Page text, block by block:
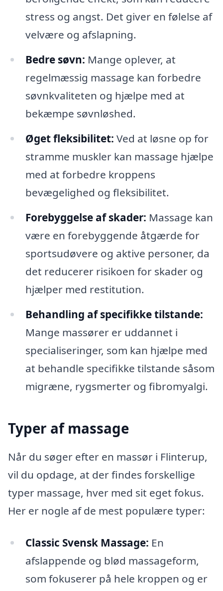
stress og angst. Det giver en følelse af
velvære og afslapning.
Bedre søvn: Mange oplever, at
regelmæssig massage kan forbedre
søvnkvaliteten og hjælpe med at
bekæmpe søvnløshed.
Øget fleksibilitet: Ved at løsne op for
stramme muskler kan massage hjælpe
med at forbedre kroppens
bevægelighed og fleksibilitet.
Forebyggelse af skader: Massage kan
være en forebyggende åtgærde for
sportsudøvere og aktive personer, da
det reducerer risikoen for skader og
hjælper med restitution.
Behandling af specifikke tilstande:
Mange massører er uddannet i
specialiseringer, som kan hjælpe med
at behandle specifikke tilstande såsom
migræne, rygsmerter og fibromyalgi.
Typer af massage
Når du søger efter en massør i Flinterup,
vil du opdage, at der findes forskellige
typer massage, hver med sit eget fokus.
Her er nogle af de mest populære typer:
Classic Svensk Massage: En
afslappende og blød massageform,
som fokuserer på hele kroppen og er